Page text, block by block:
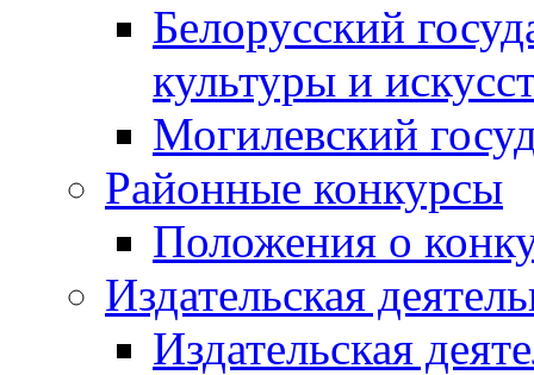
Белорусский
культуры и
Могилевский
Районные конкурсы
Положения о
Издательская
Издательская